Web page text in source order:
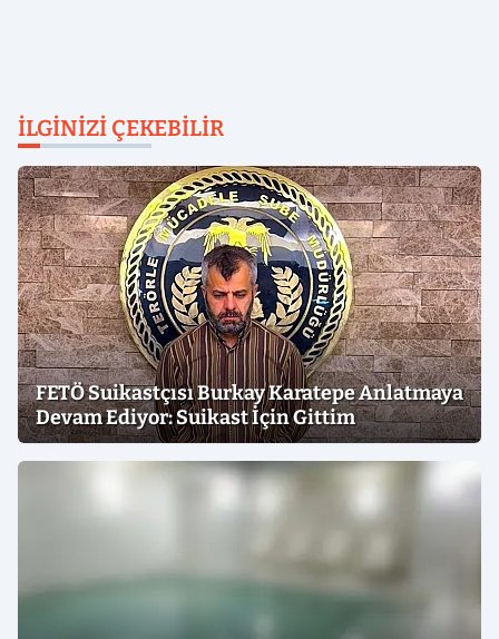
İLGINIZI ÇEKEBILIR
FETÖ Suikastçısı Burkay Karatepe Anlatmaya
Devam Ediyor: Suikast İçin Gittim